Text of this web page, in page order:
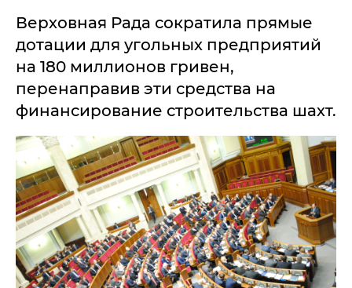
Верховная Рада сократила прямые
дотации для угольных предприятий
на 180 миллионов гривен,
перенаправив эти средства на
финансирование строительства шахт.